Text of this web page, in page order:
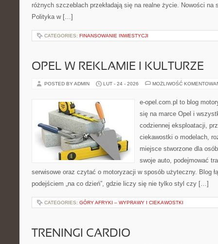
różnych szczeblach przekładają się na realne życie. Nowości na
Polityka w […]
CATEGORIES: FINANSOWANIE INWESTYCJI
OPEL W REKLAMIE I KULTURZE
POSTED BY ADMIN LUT - 24 - 2026 MOŻLIWOŚĆ
e-opel.com.pl to blog
się na marce Opel i
codziennej eksploatacji,
ciekawostki o modelach,
miejsce stworzone dla
swoje auto, podejmować
serwisowe oraz czytać o motoryzacji w sposób użyteczny. Blog
podejściem „na co dzień”, gdzie liczy się nie tylko styl czy […]
CATEGORIES: GÓRY AFRYKI – WYPRAWY I CIEKAWOSTKI
TRENINGI CARDIO